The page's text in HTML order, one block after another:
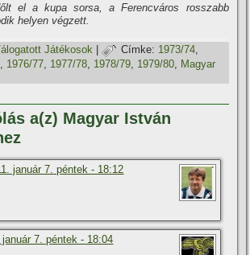
el a kupa sorsa, a Ferencváros rosszabb
helyen végzett.
Játékosok | Címke: 1973/74,
, 1976/77, 1977/78, 1978/79, 1979/80, Magyar
a(z) Magyar István
január 7. péntek - 18:12
január 7. péntek - 18:04